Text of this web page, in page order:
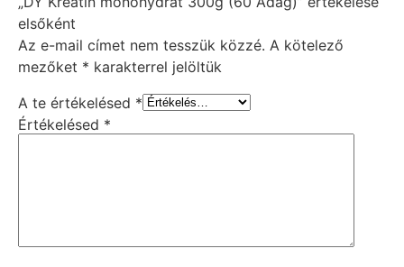
elsőként
Az e-mail címet nem tesszük közzé. A kötelező
mezőket * karakterrel jelöltük
A te értékelésed *
Értékelésed *